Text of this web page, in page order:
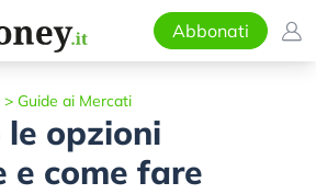
Abbonati
> Guide ai Mercati
le opzioni
e come fare